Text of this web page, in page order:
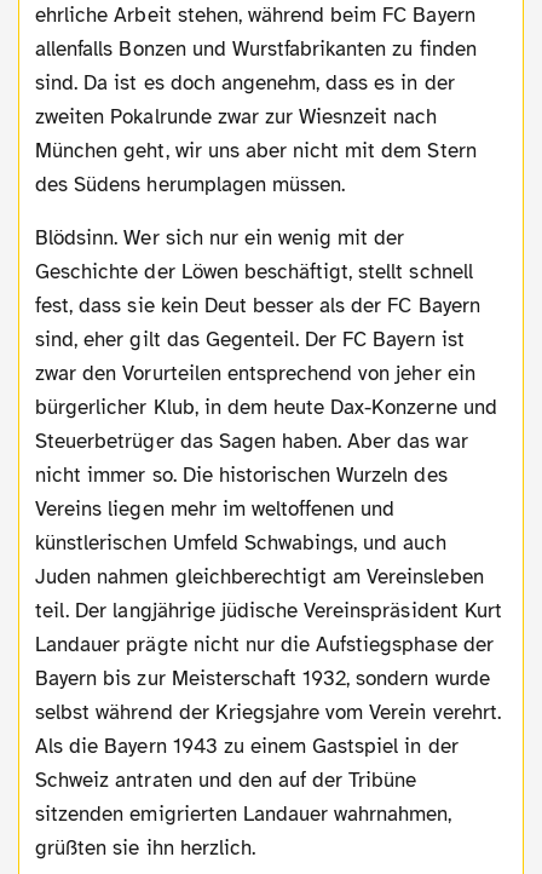
ehrliche Arbeit stehen, während beim FC Bayern
allenfalls Bonzen und Wurstfabrikanten zu finden
sind. Da ist es doch angenehm, dass es in der
zweiten Pokalrunde zwar zur Wiesnzeit nach
München geht, wir uns aber nicht mit dem Stern
des Südens herumplagen müssen.
Blödsinn. Wer sich nur ein wenig mit der
Geschichte der Löwen beschäftigt, stellt schnell
fest, dass sie kein Deut besser als der FC Bayern
sind, eher gilt das Gegenteil. Der FC Bayern ist
zwar den Vorurteilen entsprechend von jeher ein
bürgerlicher Klub, in dem heute Dax-Konzerne und
Steuerbetrüger das Sagen haben. Aber das war
nicht immer so. Die historischen Wurzeln des
Vereins liegen mehr im weltoffenen und
künstlerischen Umfeld Schwabings, und auch
Juden nahmen gleichberechtigt am Vereinsleben
teil. Der langjährige jüdische Vereinspräsident Kurt
Landauer prägte nicht nur die Aufstiegsphase der
Bayern bis zur Meisterschaft 1932, sondern wurde
selbst während der Kriegsjahre vom Verein verehrt.
Als die Bayern 1943 zu einem Gastspiel in der
Schweiz antraten und den auf der Tribüne
sitzenden emigrierten Landauer wahrnahmen,
grüßten sie ihn herzlich.